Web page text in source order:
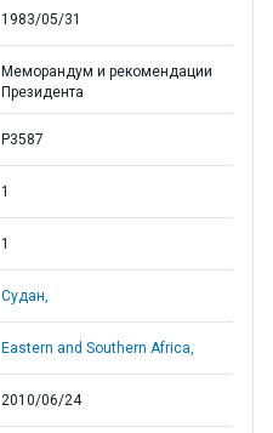
1983/05/31
Меморандум и рекомендации
Президента
P3587
1
1
Судан,
Eastern and Southern Africa,
2010/06/24